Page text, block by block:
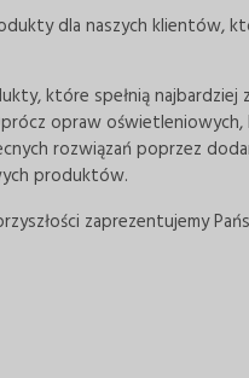
dla naszych klientów,
które spełnią
opraw
rozwiązań poprzez
produktów.
zaprezentujemy